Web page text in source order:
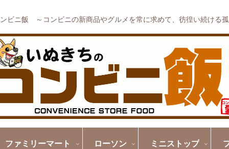
ビニ飯 ～コンビニの新商品やグルメを常に求めて、彷徨い続ける
ファミリーマート ローソン ミニストップ